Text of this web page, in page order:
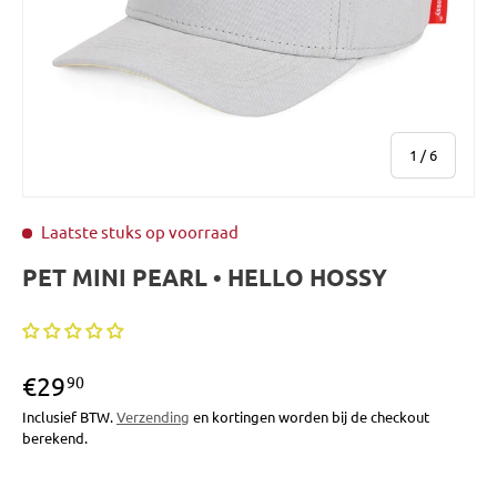
1 /van
6
Laatste stuks op voorraad
PET MINI PEARL • HELLO HOSSY
€2990
Inclusief BTW.Verzending en kortingen worden bij de checkout
berekend.